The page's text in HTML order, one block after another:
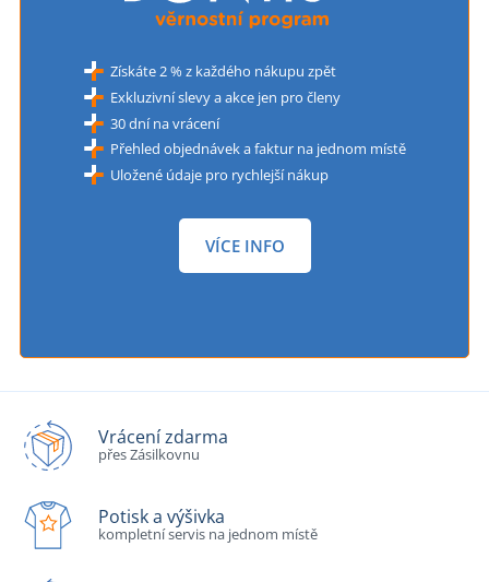
Získáte 2 % z každého nákupu zpět
Exkluzivní slevy a akce jen pro členy
30 dní na vrácení
Přehled objednávek a faktur na jednom místě
Uložené údaje pro rychlejší nákup
VÍCE INFO
Vrácení zdarma
přes Zásilkovnu
Potisk a výšivka
kompletní servis na jednom místě